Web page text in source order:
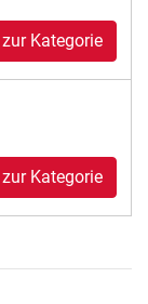
zur Kategorie
zur Kategorie